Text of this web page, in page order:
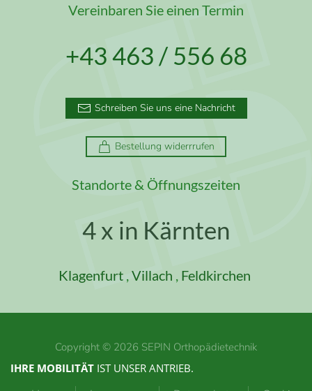
Vereinbaren Sie einen Termin
+43 463 / 556 68
Schreiben Sie uns eine Nachricht
Bestellung widerrrufen
Standorte & Öffnungszeiten
4 x in Kärnten
Klagenfurt ,Villach , Feldkirchen
Copyright © 2026 SEPIN Orthopädietechnik
IHRE MOBILITÄT IST UNSER ANTRIEB.